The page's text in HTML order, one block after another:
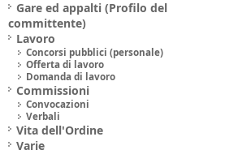
Gare ed appalti (Profilo del
committente)
Lavoro
Concorsi pubblici (personale)
Offerta di lavoro
Domanda di lavoro
Commissioni
Convocazioni
Verbali
Vita dell'Ordine
Varie